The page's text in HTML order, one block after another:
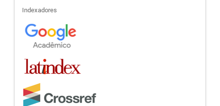
indexadores
Indexadores